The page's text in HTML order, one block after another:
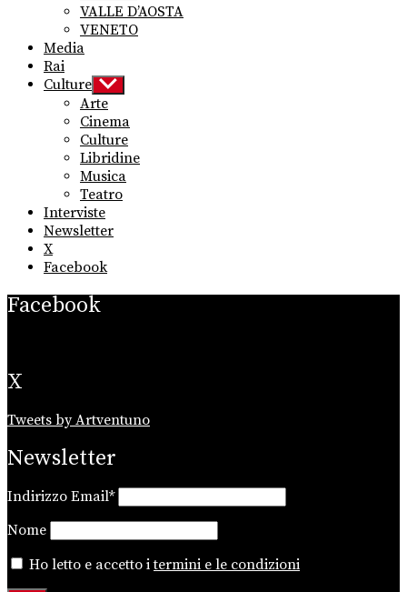
VALLE D’AOSTA
VENETO
Media
Rai
Culture Show
sub
menu
Arte
Cinema
Culture
Libridine
Musica
Teatro
Interviste
Newsletter
X
Facebook
Facebook
X
Tweets by Artventuno
Newsletter
Indirizzo Email*
Nome
Ho letto e accetto itermini e le condizioni